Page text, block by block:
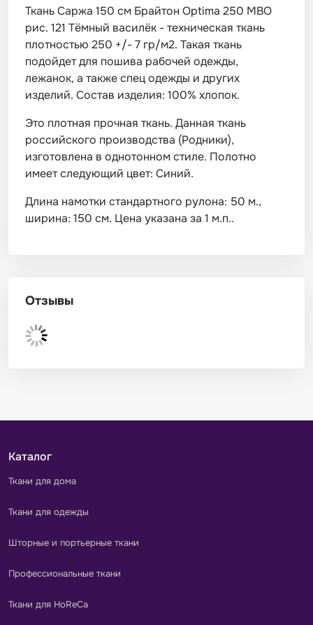
Ткань Саржа 150 см Брайтон Optima 250 МВО
рис. 121 Тёмный василёк - техническая ткань
плотностью 250 +/- 7 гр/м2. Такая ткань
подойдет для пошива рабочей одежды,
лежанок, а также спец одежды и других
изделий. Состав изделия: 100% хлопок.
Это плотная прочная ткань. Данная ткань
российского производства (Родники),
изготовлена в однотонном стиле. Полотно
имеет следующий цвет: Синий.
Длина намотки стандартного рулона: 50 м.,
ширина: 150 см. Цена указана за 1 м.п..
Отзывы
Каталог
Ткани для дома
Ткани для одежды
Шторные и портьерные ткани
Профессиональные ткани
Ткани для HoReCa